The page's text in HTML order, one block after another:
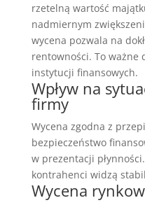
rzetelną wartość
nadmiernym
wycena pozwala na
rentowności. To ważne
instytucji finansowych.
Wpływ na
firmy
Wycena zgodna z
bezpieczeństwo
w prezentacji
kontrahenci widzą
Wycena